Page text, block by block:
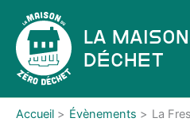
contenu
La
Déchet
Accueil Évènements La